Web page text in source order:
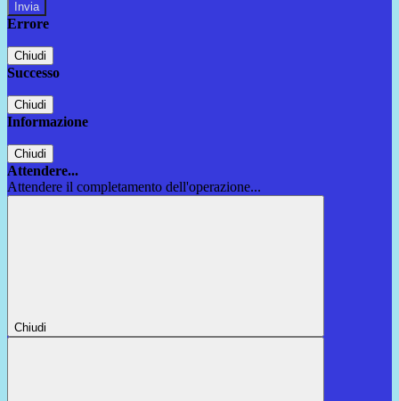
Errore
Chiudi
Successo
Chiudi
Informazione
Chiudi
Attendere...
Attendere il completamento dell'operazione...
Chiudi